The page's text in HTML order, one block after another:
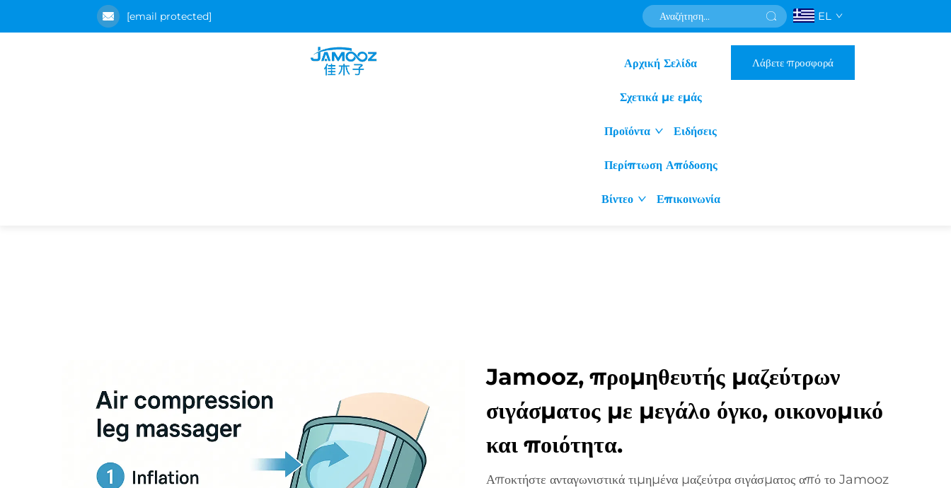
[email protected] EL
Αρχική Σελίδα
Σχετικά με εμάς
Προϊόντα Ειδήσεις
Περίπτωση Απόδοσης
Βίντεο Επικοινωνία
Λάβετε προσφορά
Jamooz, προμηθευτής μαζεύτρων
σιγάσματος με μεγάλο όγκο, οικονομικό
και ποιότητα.
Αποκτήστε ανταγωνιστικά τιμημένα μαζεύτρα σιγάσματος από το Jamooz